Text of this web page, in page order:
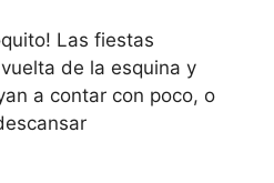
Las fiestas
de la esquina y
a contar con poco, o